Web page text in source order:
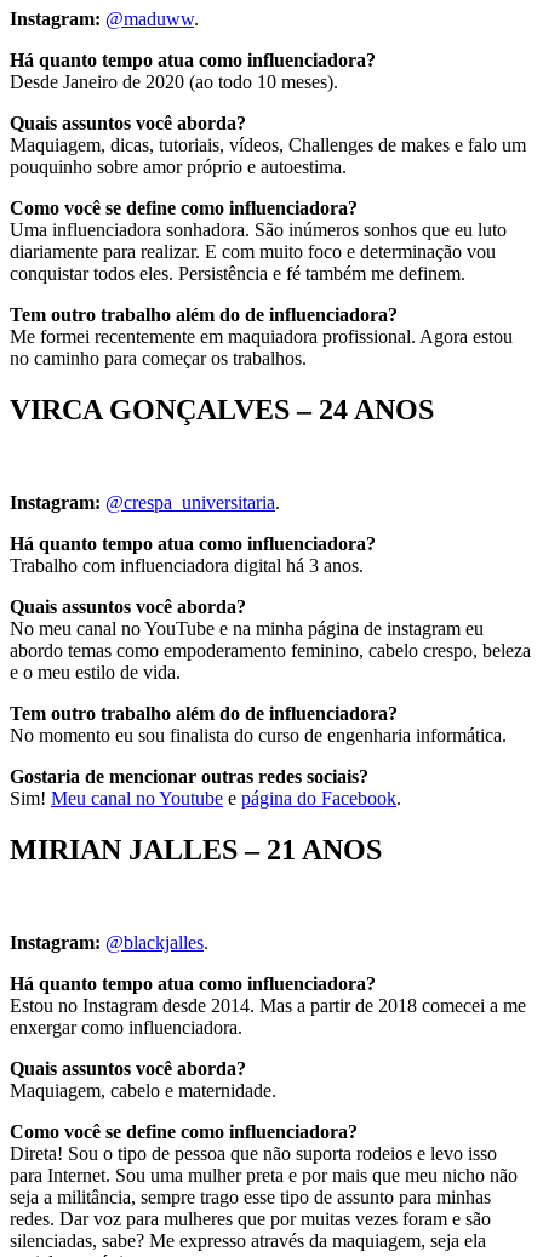
Instagram: @maduww.
Há quanto tempo atua como influenciadora?
Desde Janeiro de 2020 (ao todo 10 meses).
Quais assuntos você aborda?
Maquiagem, dicas, tutoriais, vídeos, Challenges de makes e falo um
pouquinho sobre amor próprio e autoestima.
Como você se define como influenciadora?
Uma influenciadora sonhadora. São inúmeros sonhos que eu luto
diariamente para realizar. E com muito foco e determinação vou
conquistar todos eles. Persistência e fé também me definem.
Tem outro trabalho além do de influenciadora?
Me formei recentemente em maquiadora profissional. Agora estou
no caminho para começar os trabalhos.
VIRCA GONÇALVES – 24 ANOS
Instagram: @crespa_universitaria.
Há quanto tempo atua como influenciadora?
Trabalho com influenciadora digital há 3 anos.
Quais assuntos você aborda?
No meu canal no YouTube e na minha página de instagram eu
abordo temas como empoderamento feminino, cabelo crespo, beleza
e o meu estilo de vida.
Tem outro trabalho além do de influenciadora?
No momento eu sou finalista do curso de engenharia informática.
Gostaria de mencionar outras redes sociais?
Sim! Meu canal no Youtube e página do Facebook.
MIRIAN JALLES – 21 ANOS
Instagram: @blackjalles.
Há quanto tempo atua como influenciadora?
Estou no Instagram desde 2014. Mas a partir de 2018 comecei a me
enxergar como influenciadora.
Quais assuntos você aborda?
Maquiagem, cabelo e maternidade.
Como você se define como influenciadora?
Direta! Sou o tipo de pessoa que não suporta rodeios e levo isso
para Internet. Sou uma mulher preta e por mais que meu nicho não
seja a militância, sempre trago esse tipo de assunto para minhas
redes. Dar voz para mulheres que por muitas vezes foram e são
silenciadas, sabe? Me expresso através da maquiagem, seja ela